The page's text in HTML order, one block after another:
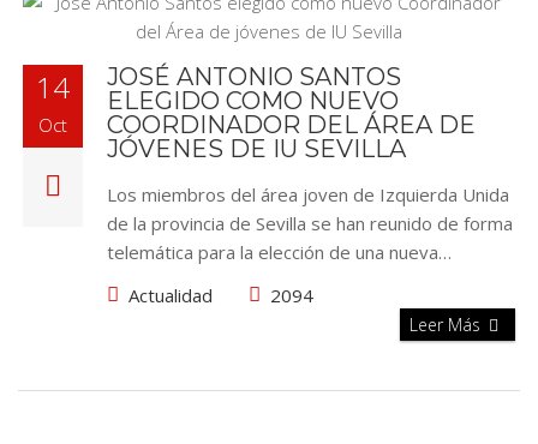
14
Oct
JOSÉ ANTONIO SANTOS
ELEGIDO COMO NUEVO
COORDINADOR DEL ÁREA DE
JÓVENES DE IU SEVILLA
Los miembros del área joven de Izquierda Unida
de la provincia de Sevilla se han reunido de forma
telemática para la elección de una nueva…
Actualidad
2094
Leer Más